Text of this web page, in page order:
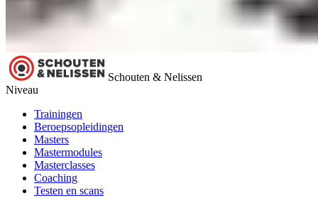
Schouten & Nelissen
Niveau
Trainingen
Beroepsopleidingen
Masters
Mastermodules
Masterclasses
Coaching
Testen en scans